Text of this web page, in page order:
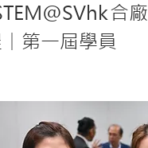
k合廠
第一屆學員